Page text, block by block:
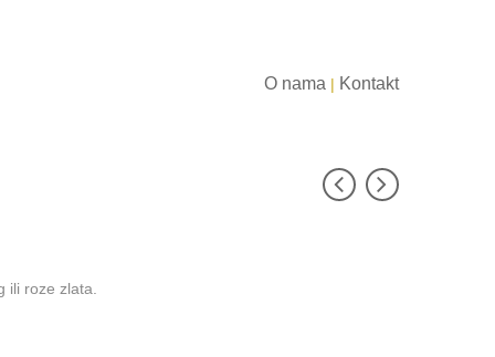
O nama | Kontakt
ili roze zlata.